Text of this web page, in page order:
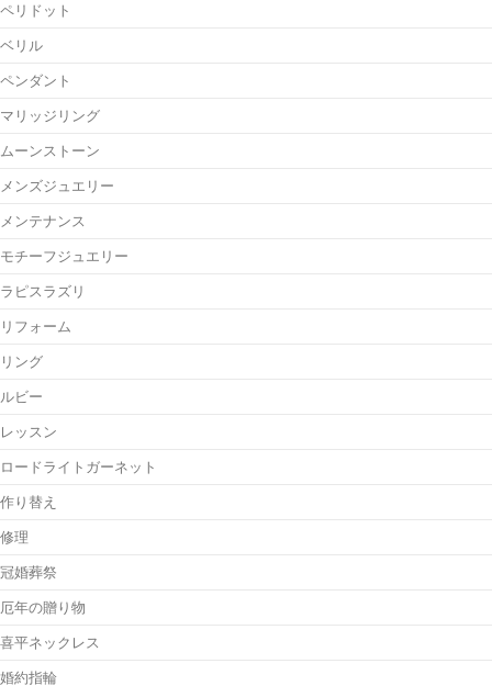
ペリドット
ベリル
ペンダント
マリッジリング
ムーンストーン
メンズジュエリー
メンテナンス
モチーフジュエリー
ラピスラズリ
リフォーム
リング
ルビー
レッスン
ロードライトガーネット
作り替え
修理
冠婚葬祭
厄年の贈り物
喜平ネックレス
婚約指輪